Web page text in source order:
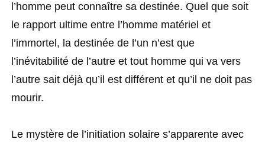
l’homme peut connaître sa destinée. Quel que soit
le rapport ultime entre l’homme matériel et
l’immortel, la destinée de l’un n’est que
l’inévitabilité de l’autre et tout homme qui va vers
l’autre sait déjà qu’il est différent et qu’il ne doit pas
mourir.
Le mystère de l’initiation solaire s’apparente avec